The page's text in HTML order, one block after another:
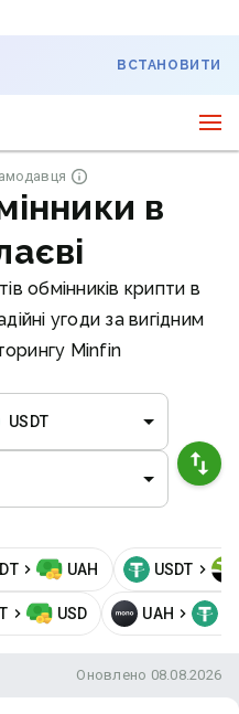
ВСТАНОВИТИ
в
обмінників крипти в
угоди за вигідним
Minfin
USDT
UAH USDT
USD UAH
Оновлено 08.08.2026